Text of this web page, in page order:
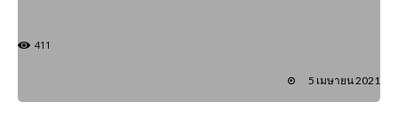
411
5 เมษายน 2021